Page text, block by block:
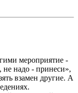
мероприятие -
надо - принеси»,
взамен другие. А